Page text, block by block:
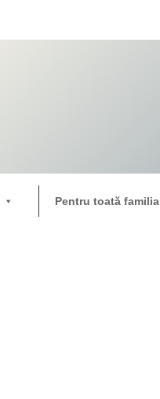
Pentru toată familia